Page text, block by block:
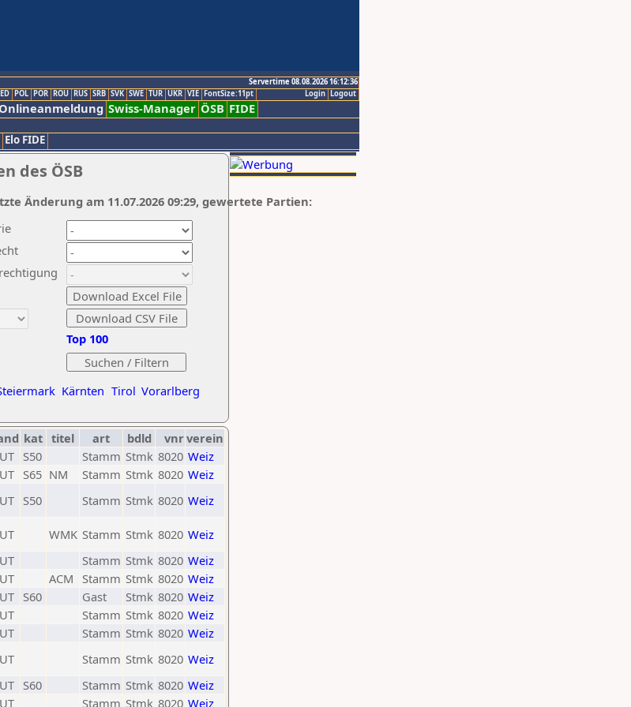
Servertime 08.08.2026 16:12:36
Logout
Login
POL POR ROU RUS SRB SVK SWE TUR UKR VIE FontSize:11pt
Onlineanmeldung Swiss-Manager ÖSB FIDE
Elo FIDE
des ÖSB
Kärnten Tirol Vorarlberg
Top 100
Änderung am 11.07.2026 09:29, gewertete Partien:
kat titel art bdld vnrverein
S50 Stamm Stmk 8020 Weiz
S65 NM Stamm Stmk 8020 Weiz
S50 Stamm Stmk 8020 Weiz
WMK Stamm Stmk 8020 Weiz
Stamm Stmk 8020 Weiz
ACM Stamm Stmk 8020 Weiz
S60 Gast Stmk 8020 Weiz
Stamm Stmk 8020 Weiz
Stamm Stmk 8020 Weiz
Stamm Stmk 8020 Weiz
S60 Stamm Stmk 8020 Weiz
Stamm Stmk 8020 Weiz